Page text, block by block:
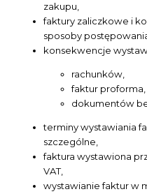
zakupu,
faktury zaliczkowe i
sposoby
konsekwencje
rachunków,
faktur proforma,
dokumentów
terminy wystawiania
szczególne,
faktura wystawiona
VAT,
wystawianie faktur w